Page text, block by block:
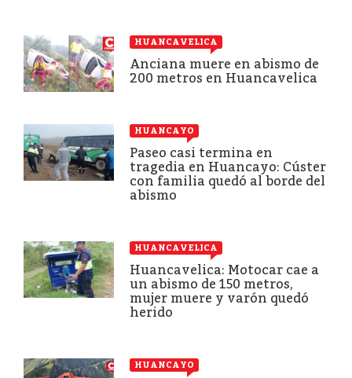
HUANCAVELICA
Anciana muere en abismo de
200 metros en Huancavelica
HUANCAYO
Paseo casi termina en
tragedia en Huancayo: Cúster
con familia quedó al borde del
abismo
HUANCAVELICA
Huancavelica: Motocar cae a
un abismo de 150 metros,
mujer muere y varón quedó
herido
HUANCAYO